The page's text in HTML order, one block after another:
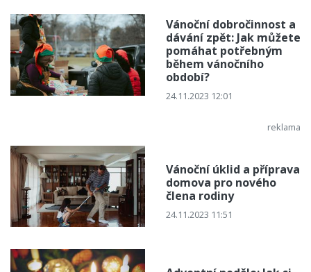
Vánoční dobročinnost a
dávání zpět: Jak můžete
pomáhat potřebným
během vánočního
období?
24.11.2023 12:01
Vánoční úklid a příprava
domova pro nového
člena rodiny
24.11.2023 11:51